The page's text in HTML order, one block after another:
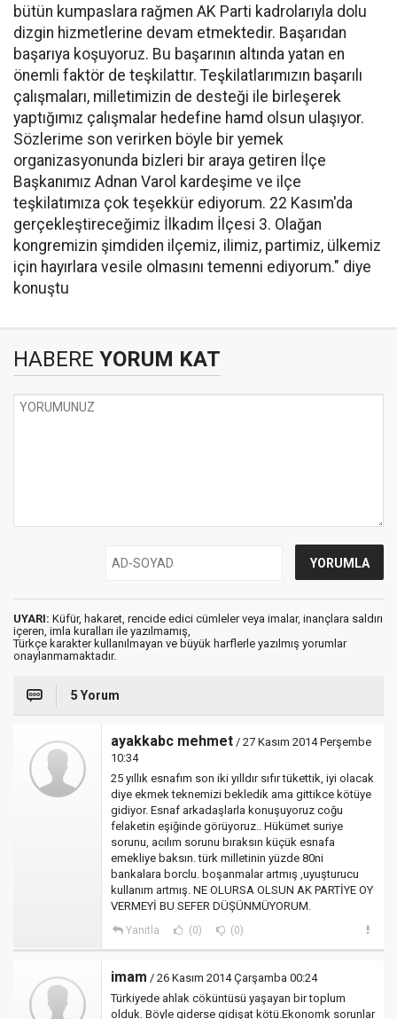
bütün kumpaslara rağmen AK Parti kadrolarıyla dolu
dizgin hizmetlerine devam etmektedir. Başarıdan
başarıya koşuyoruz. Bu başarının altında yatan en
önemli faktör de teşkilattır. Teşkilatlarımızın başarılı
çalışmaları, milletimizin de desteği ile birleşerek
yaptığımız çalışmalar hedefine hamd olsun ulaşıyor.
Sözlerime son verirken böyle bir yemek
organizasyonunda bizleri bir araya getiren İlçe
Başkanımız Adnan Varol kardeşime ve ilçe
teşkilatımıza çok teşekkür ediyorum. 22 Kasım'da
gerçekleştireceğimiz İlkadım İlçesi 3. Olağan
kongremizin şimdiden ilçemiz, ilimiz, partimiz, ülkemiz
için hayırlara vesile olmasını temenni ediyorum." diye
konuştu
HABERE YORUM KAT
UYARI: Küfür, hakaret, rencide edici cümleler veya imalar, inançlara saldırı
içeren, imla kuralları ile yazılmamış,
Türkçe karakter kullanılmayan ve büyük harflerle yazılmış yorumlar
onaylanmamaktadır.
5 Yorum
ayakkabc mehmet / 27 Kasım 2014 Perşembe
10:34
25 yıllık esnafım son iki yılldır sıfır tükettik, iyi olacak
diye ekmek teknemizi bekledik ama gittikce kötüye
gidiyor. Esnaf arkadaşlarla konuşuyoruz coğu
felaketin eşiğinde görüyoruz.. Hükümet suriye
sorunu, acılım sorunu bıraksın küçük esnafa
emekliye baksın. türk milletinin yüzde 80ni
bankalara borclu. boşanmalar artmış ,uyuşturucu
kullanım artmış. NE OLURSA OLSUN AK PARTİYE OY
VERMEYİ BU SEFER DÜŞÜNMÜYORUM.
Yanıtla (0) (0)
imam / 26 Kasım 2014 Çarşamba 00:24
Türkiyede ahlak cöküntüsü yaşayan bir toplum
olduk. Böyle giderse gidişat kötü.Ekonomk sorunlar